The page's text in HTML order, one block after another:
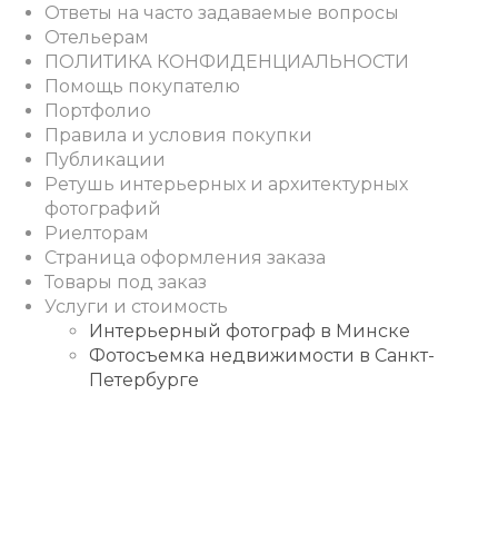
Ответы на часто задаваемые вопросы
Отельерам
ПОЛИТИКА КОНФИДЕНЦИАЛЬНОСТИ
Помощь покупателю
Портфолио
Правила и условия покупки
Публикации
Ретушь интерьерных и архитектурных
фотографий
Риелторам
Страница оформления заказа
Товары под заказ
Услуги и стоимость
Интерьерный фотограф в Минске
Фотосъемка недвижимости в Санкт-
Петербурге